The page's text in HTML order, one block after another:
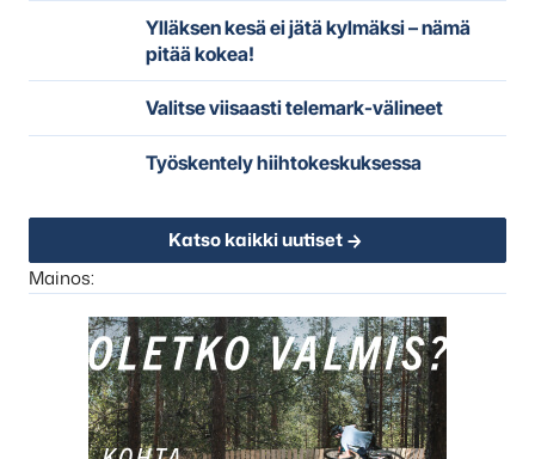
Ylläksen kesä ei jätä kylmäksi – nämä
pitää kokea!
Valitse viisaasti telemark-välineet
Työskentely hiihtokeskuksessa
Katso kaikki uutiset
Mainos: